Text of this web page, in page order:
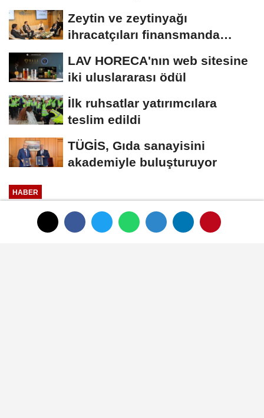
Zeytin ve zeytinyağı
ihracatçıları finansmanda
LAV HORECA'nın web sitesine
iki uluslararası ödül
İlk ruhsatlar yatırımcılara
teslim edildi
TÜGİS, Gıda sanayisini
akademiyle buluşturuyor
HABER
Yayınlanma: 01 Ocak 1970 - 00:33
Vivident Storming Tarzıyla yeni